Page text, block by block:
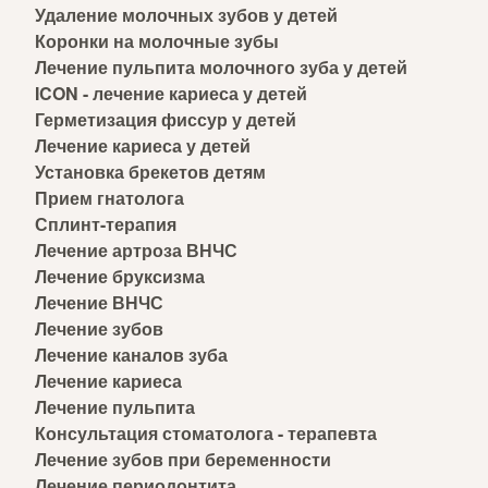
Удаление молочных зубов у детей
Коронки на молочные зубы
Лечение пульпита молочного зуба у детей
ICON - лечение кариеса у детей
Герметизация фиссур у детей
Лечение кариеса у детей
Установка брекетов детям
Прием гнатолога
Сплинт-терапия
Лечение артроза ВНЧС
Лечение бруксизма
Лечение ВНЧС
Лечение зубов
Лечение каналов зуба
Лечение кариеса
Лечение пульпита
Консультация стоматолога - терапевта
Лечение зубов при беременности